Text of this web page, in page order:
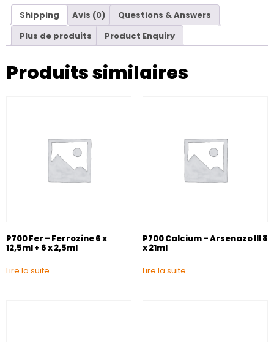
Shipping Avis (0)
Questions & Answers
Plus de produits
Product Enquiry
Produits similaires
P700 Fer – Ferrozine 6 x
12,5ml + 6 x 2,5ml
Lire la suite
P700 Calcium – Arsenazo III 8
x 21ml
Lire la suite